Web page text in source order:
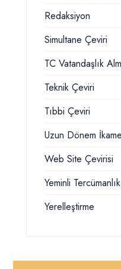
Redaksiyon
Simultane Çeviri
TC Vatandaşlık
Teknik Çeviri
Tıbbi Çeviri
Uzun Dönem
Web Site Çevirisi
Yeminli Tercümanlık
Yerelleştirme